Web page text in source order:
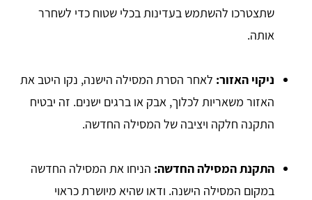
שתצטרכו להשתמש בעדינות בכלי שטוח כדי לשחרר
אותה.
ניקוי האזור: לאחר הסרת המסילה הישנה, נקו היטב את
האזור משאריות לכלוך, אבק או ברגים ישנים. זה יבטיח
התקנה חלקה ויציבה של המסילה החדשה.
התקנת המסילה החדשה: הניחו את המסילה החדשה
במקום המסילה הישנה. ודאו שהיא מיושרת כראוי